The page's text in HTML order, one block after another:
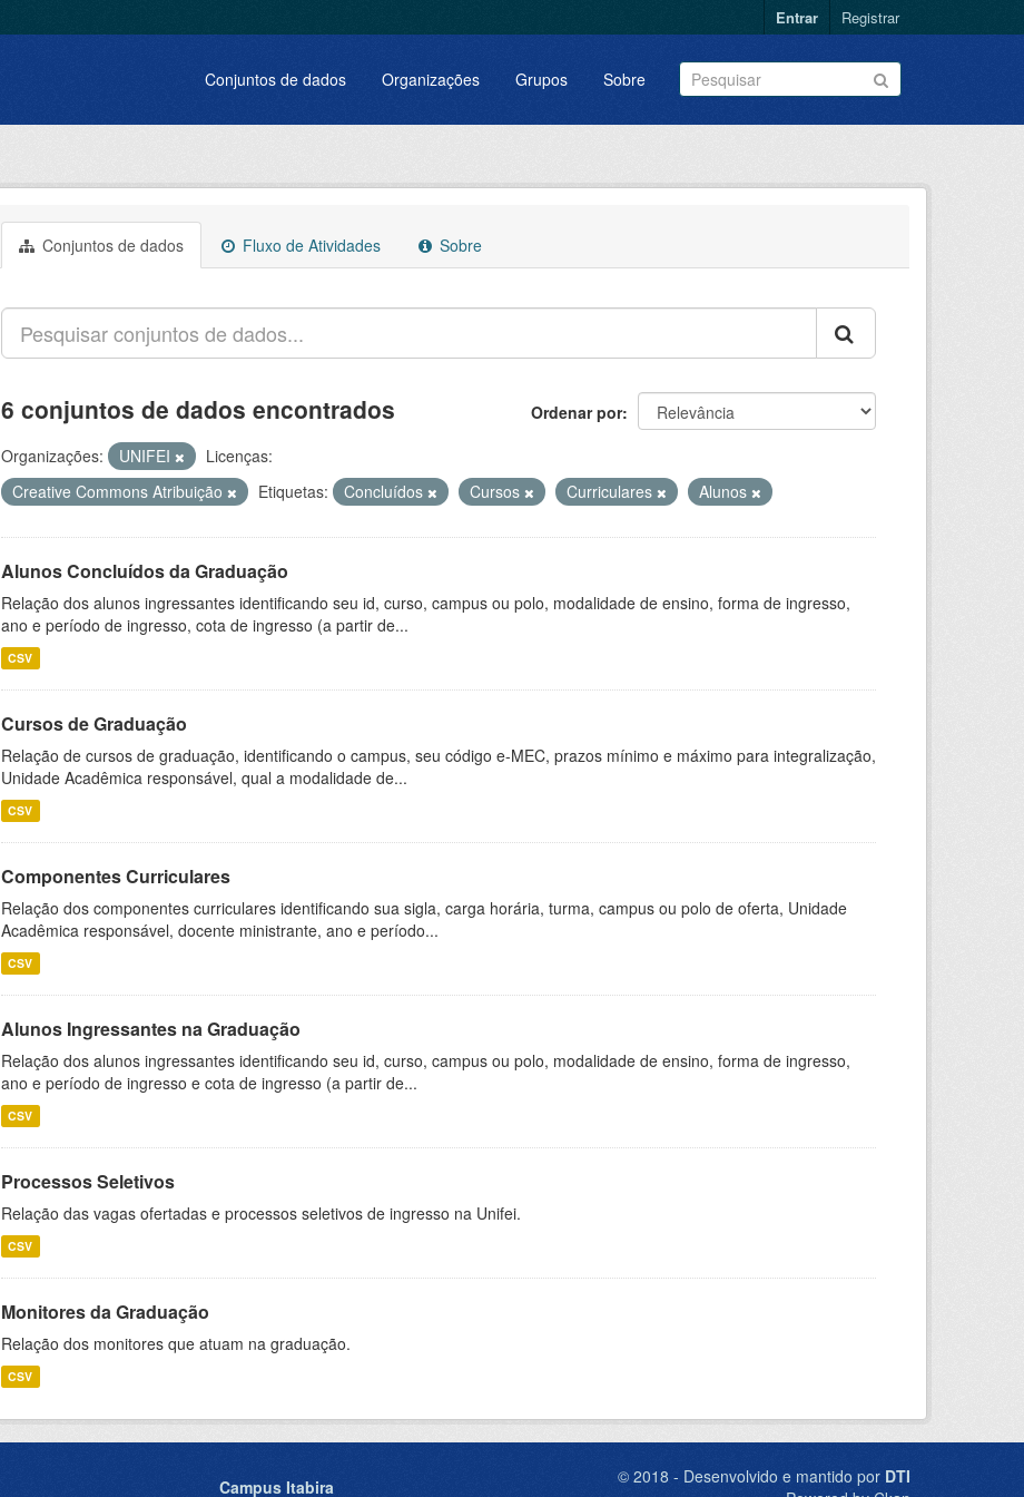
Entrar Registrar
Conjuntos de dados Organizações Grupos Sobre
Conjuntos de dados Fluxo de Atividades Sobre
Ordenar por
6 conjuntos de dados encontrados
Organizações: UNIFEI
Licenças:
Creative Commons Atribuição
Etiquetas: Concluídos Cursos Curriculares Alunos
Alunos Concluídos da Graduação
Relação dos alunos ingressantes identificando seu id, curso, campus ou polo, modalidade de ensino, forma de ingresso,
ano e período de ingresso, cota de ingresso (a partir de...
CSV
Cursos de Graduação
Relação de cursos de graduação, identificando o campus, seu código e-MEC, prazos mínimo e máximo para integralização,
Unidade Acadêmica responsável, qual a modalidade de...
CSV
Componentes Curriculares
Relação dos componentes curriculares identificando sua sigla, carga horária, turma, campus ou polo de oferta, Unidade
Acadêmica responsável, docente ministrante, ano e período...
CSV
Alunos Ingressantes na Graduação
Relação dos alunos ingressantes identificando seu id, curso, campus ou polo, modalidade de ensino, forma de ingresso,
ano e período de ingresso e cota de ingresso (a partir de...
CSV
Processos Seletivos
Relação das vagas ofertadas e processos seletivos de ingresso na Unifei.
CSV
Monitores da Graduação
Relação dos monitores que atuam na graduação.
CSV
Campus Itabira © 2018 - Desenvolvido e mantido por DTI